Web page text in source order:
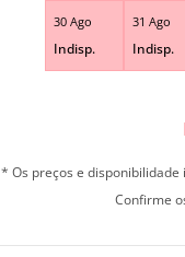
30 Ago
Indisp.
31 Ago
Indisp.
* Os preços e
Confirme